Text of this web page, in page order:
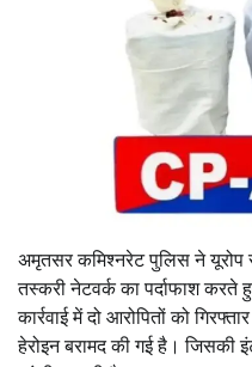
अमृतसर कमिश्नरेट पुलिस ने यूरोप
तस्करी नेटवर्क का पर्दाफाश
कार्रवाई में दो आरोपितों को
हेरोइन बरामद की गई है।